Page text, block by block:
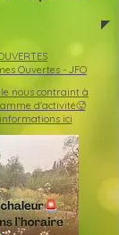
Ouvertes - JFO
nous contraint à
d'activité🥵
ici